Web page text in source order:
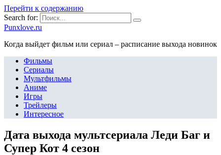
Перейти к содержанию
Search for:
Punxlove.ru
Когда выйдет фильм или сериал – расписание выхода новинок
Фильмы
Сериалы
Мультфильмы
Аниме
Игры
Трейлеры
Интересное
Дата выхода мультсериала Леди Баг и
Супер Кот 4 сезон